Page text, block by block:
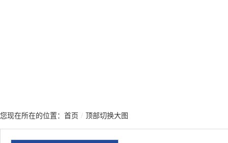
您现在所在的位置： 首页 / 顶部切换大图